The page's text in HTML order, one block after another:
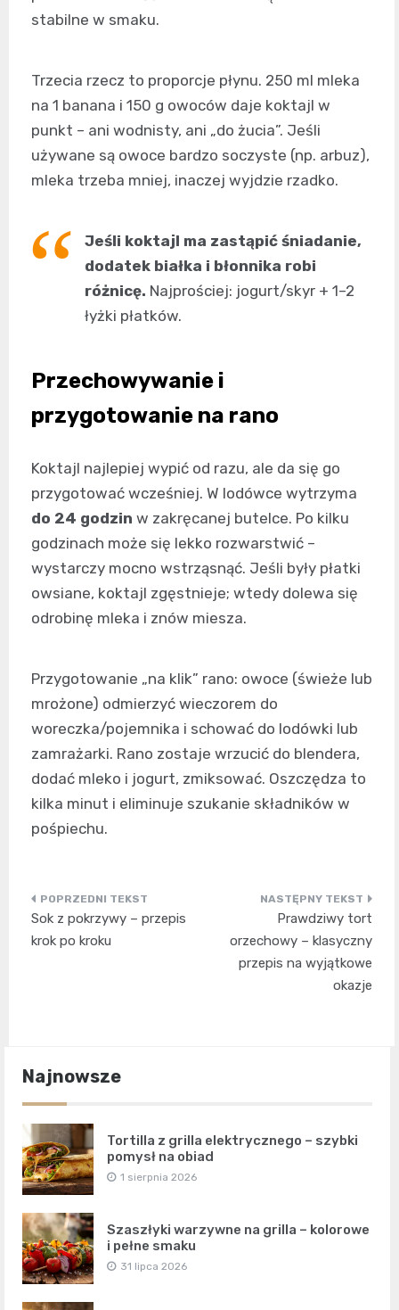
stabilne w smaku.
Trzecia rzecz to proporcje płynu. 250 ml mleka
na 1 banana i 150 g owoców daje koktajl w
punkt – ani wodnisty, ani „do żucia”. Jeśli
używane są owoce bardzo soczyste (np. arbuz),
mleka trzeba mniej, inaczej wyjdzie rzadko.
Jeśli koktajl ma zastąpić śniadanie,
dodatek białka i błonnika robi
różnicę. Najprościej: jogurt/skyr + 1–2
łyżki płatków.
Przechowywanie i
przygotowanie na rano
Koktajl najlepiej wypić od razu, ale da się go
przygotować wcześniej. W lodówce wytrzyma
do 24 godzin w zakręcanej butelce. Po kilku
godzinach może się lekko rozwarstwić –
wystarczy mocno wstrząsnąć. Jeśli były płatki
owsiane, koktajl zgęstnieje; wtedy dolewa się
odrobinę mleka i znów miesza.
Przygotowanie „na klik” rano: owoce (świeże lub
mrożone) odmierzyć wieczorem do
woreczka/pojemnika i schować do lodówki lub
zamrażarki. Rano zostaje wrzucić do blendera,
dodać mleko i jogurt, zmiksować. Oszczędza to
kilka minut i eliminuje szukanie składników w
pośpiechu.
Nawigacja
wpisu
Sok z pokrzywy – przepis
krok po kroku
Prawdziwy tort
orzechowy – klasyczny
przepis na wyjątkowe
okazje
Najnowsze
Tortilla z grilla elektrycznego – szybki
pomysł na obiad
1 sierpnia 2026
Szaszłyki warzywne na grilla – kolorowe
i pełne smaku
31 lipca 2026